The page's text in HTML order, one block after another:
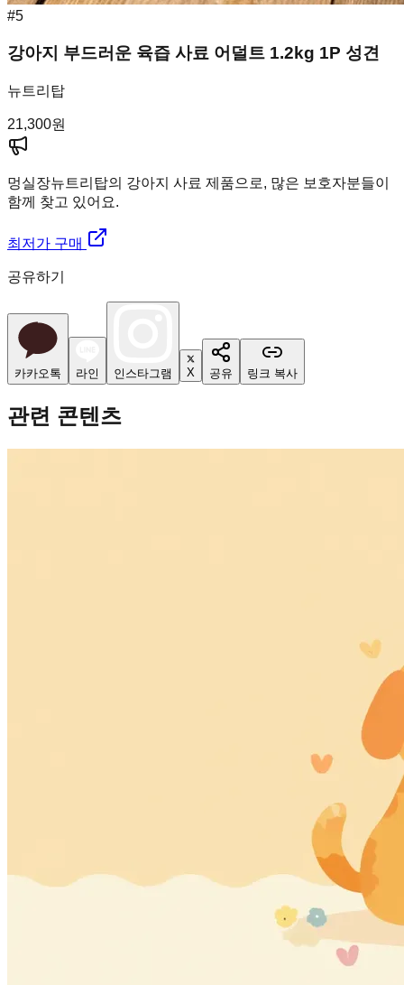
#5
강아지 부드러운 육즙 사료 어덜트 1.2kg 1P 성견
뉴트리탑
21,300원
멍실장뉴트리탑의 강아지 사료 제품으로, 많은 보호자분들이
함께 찾고 있어요.
최저가 구매
공유하기
카카오톡 라인 인스타그램 X 공유 링크 복사
관련 콘텐츠